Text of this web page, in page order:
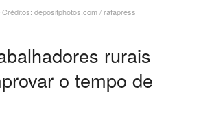
depositphotos.com / rafapress
rurais
o tempo de